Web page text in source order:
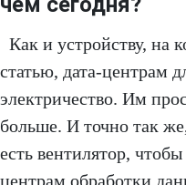
Как и устройству, на
статью, дата-центрам
электричество. Им
больше. И точно так
есть вентилятор,
центрам обработки